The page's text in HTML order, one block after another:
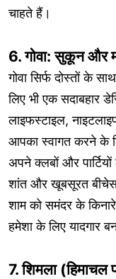
चाहते हैं।
6. गोवा: सुकून और
गोवा सिर्फ दोस्तों के
लिए भी एक सदाबहार
लाइफस्टाइल,
आपका स्वागत करने के
अपने क्लबों और
शांत और खूबसूरत
शाम को समंदर के
हमेशा के लिए यादगार
7. शिमला (हिमाचल